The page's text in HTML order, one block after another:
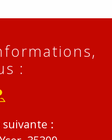
:
suivante :